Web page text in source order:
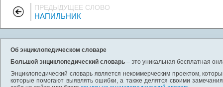
ПРЕДЫДУЩЕЕ СЛОВО
НАПИЛЬНИК
Об энциклопедическом словаре
Большой энциклопедический словарь – это уникальная бесплатная
Энциклопедический словарь является некоммерческим проектом,
которые помогают выявлять ошибки, а также делятся своими